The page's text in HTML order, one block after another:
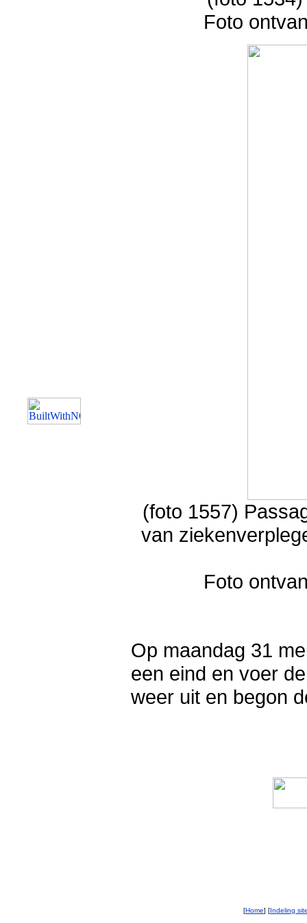
Foto
(foto 1557)
van
Foto
Op maandag 31
een eind en voer
weer uit en begon
[Home] [Indeling